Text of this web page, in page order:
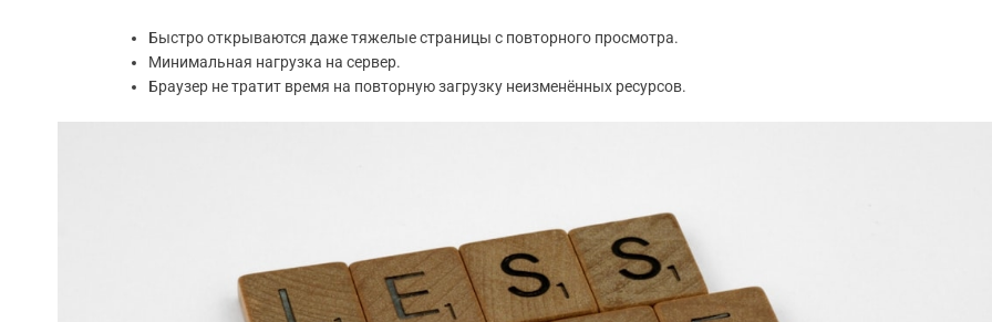
Быстро открываются даже тяжелые страницы с повторного просмотра.
Минимальная нагрузка на сервер.
Браузер не тратит время на повторную загрузку неизменённых ресурсов.